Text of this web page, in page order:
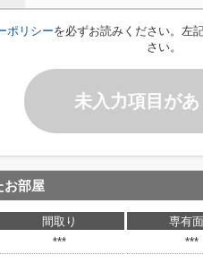
ポリシーを必ずお読みください。左
さい。
未入力項目が
お部屋
間取り 専有
*** ***